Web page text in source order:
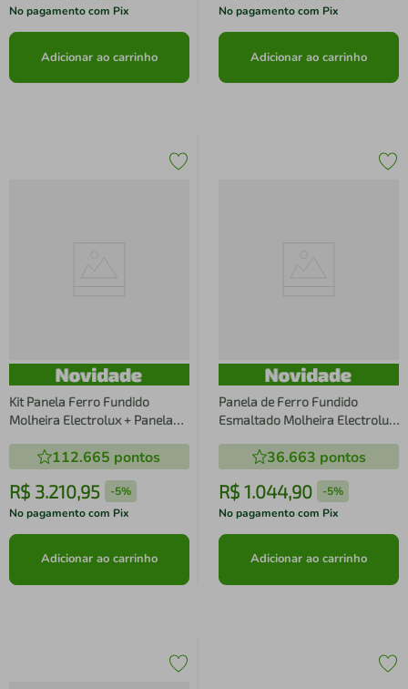
No pagamento com Pix
Adicionar ao carrinho
No pagamento com Pix
Adicionar ao carrinho
Kit Panela Ferro Fundido
Molheira Electrolux + Panela
Frigideira de Ferro Fundido
Electrolux Linha 100 Anos
Celebre
112.665 pontos
R$ 3.210,95 -5%
No pagamento com Pix
Adicionar ao carrinho
Panela de Ferro Fundido
Esmaltado Molheira Electrolux
Celebre Temperos
36.663 pontos
R$ 1.044,90 -5%
No pagamento com Pix
Adicionar ao carrinho